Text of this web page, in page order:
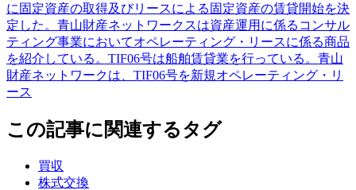
に固定資産の取得及びリースによる固定資産の賃貸開始を決
定した。青山財産ネットワークスは資産運用に係るコンサル
ティング事業においてオペレーティング・リースに係る商品
を紹介している。TIF06号は船舶賃貸業を行っている。青山
財産ネットワークは、TIF06号を新規オペレーティング・リ
ース
この記事に関連するタグ
買収
株式交換